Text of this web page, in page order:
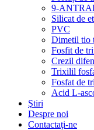
9-
Silicat de
PVC
Dimetil tio
Fosfit de
Crezil
Trixilil
Fosfat de
Acid L-
Ştiri
Despre noi
Contactaţi-ne